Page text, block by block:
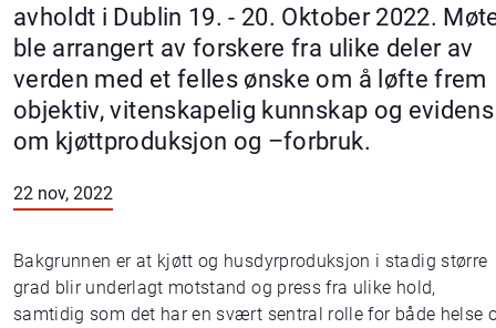
avholdt i Dublin 19. - 20. Oktober 2022.
ble arrangert av forskere fra ulike deler av
verden med et felles ønske om å løfte frem
objektiv, vitenskapelig kunnskap og evidens
om kjøttproduksjon og –forbruk.
22 nov, 2022
Bakgrunnen er at kjøtt og husdyrproduksjon i stadig større
grad blir underlagt motstand og press fra ulike hold,
samtidig som det har en svært sentral rolle for både helse